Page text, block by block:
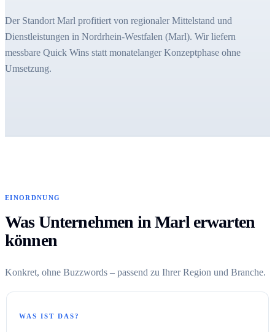
Der Standort Marl profitiert von regionaler Mittelstand und
Dienstleistungen in Nordrhein-Westfalen (Marl). Wir liefern
messbare Quick Wins statt monatelanger Konzeptphase ohne
Umsetzung.
EINORDNUNG
Was Unternehmen in Marl erwarten
können
Konkret, ohne Buzzwords – passend zu Ihrer Region und Branche.
WAS IST DAS?